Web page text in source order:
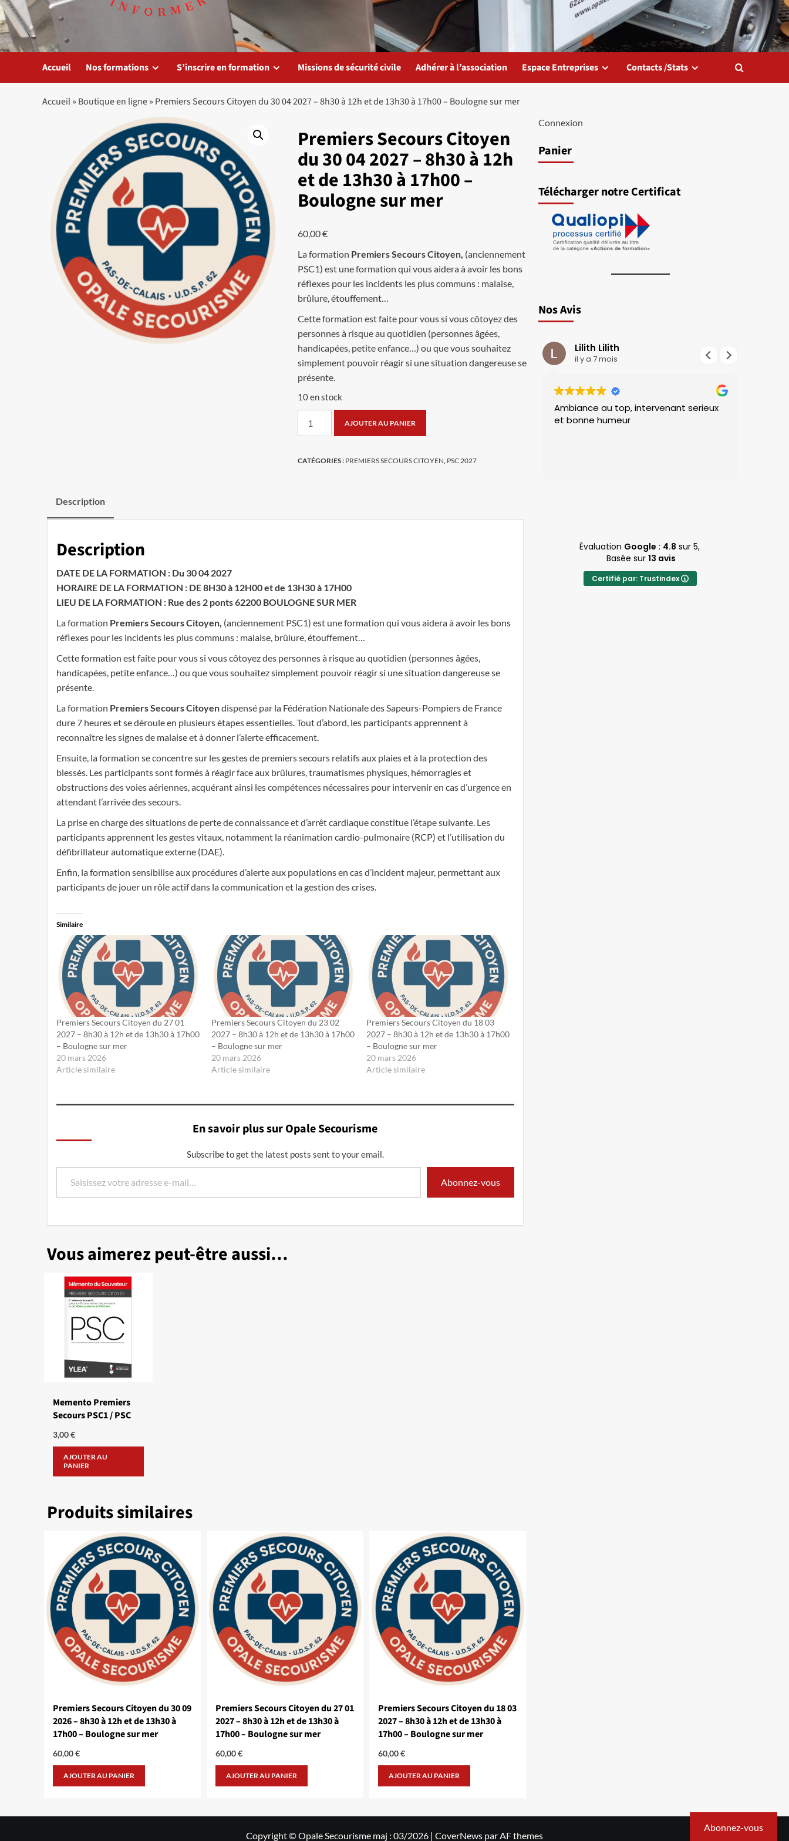
Accueil Nos formations S’inscrire en formation Missions de sécurité civile Adhérer à l’association Espace Entreprises Contacts /Stats
Accueil» Boutique en ligne» Premiers Secours Citoyen du 30 04 2027 – 8h30 à 12h et de 13h30 à 17h00 – Boulogne sur mer
Premiers Secours Citoyen
du 30 04 2027 – 8h30 à 12h
et de 13h30 à 17h00 –
Boulogne sur mer
60,00€
La formation Premiers Secours Citoyen, (anciennement
PSC1) est une formation qui vous aidera à avoir les bons
réflexes pour les incidents les plus communs : malaise,
brûlure, étouffement…
Cette formation est faite pour vous si vous côtoyez des
personnes à risque au quotidien (personnes âgées,
handicapées, petite enfance…) ou que vous souhaitez
simplement pouvoir réagir si une situation dangereuse se
présente.
10 en stock
Secours
04
12h
et
de
13h30
sur
mer
AJOUTER AU PANIER
CATÉGORIES : PREMIERS SECOURS CITOYEN, PSC 2027
Description
Description
DATE DE LA FORMATION : Du 30 04 2027
HORAIRE DE LA FORMATION : DE 8H30 à 12H00 et de 13H30 à 17H00
LIEU DE LA FORMATION : Rue des 2 ponts 62200 BOULOGNE SUR MER
La formation Premiers Secours Citoyen, (anciennement PSC1) est une formation qui vous aidera à avoir les bons
réflexes pour les incidents les plus communs : malaise, brûlure, étouffement…
Cette formation est faite pour vous si vous côtoyez des personnes à risque au quotidien (personnes âgées,
handicapées, petite enfance…) ou que vous souhaitez simplement pouvoir réagir si une situation dangereuse se
présente.
La formation Premiers Secours Citoyendispensé par la Fédération Nationale des Sapeurs-Pompiers de France
dure 7 heures et se déroule en plusieurs étapes essentielles. Tout d’abord, les participants apprennent à
reconnaître les signes de malaise et à donner l’alerte efficacement.
Ensuite, la formation se concentre sur les gestes de premiers secours relatifs aux plaies et à la protection des
blessés. Les participants sont formés à réagir face aux brûlures, traumatismes physiques, hémorragies et
obstructions des voies aériennes, acquérant ainsi les compétences nécessaires pour intervenir en cas d’urgence en
attendant l’arrivée des secours.
La prise en charge des situations de perte de connaissance et d’arrêt cardiaque constitue l’étape suivante. Les
participants apprennent les gestes vitaux, notamment la réanimation cardio-pulmonaire (RCP) et l’utilisation du
défibrillateur automatique externe (DAE).
Enfin, la formation sensibilise aux procédures d’alerte aux populations en cas d’incident majeur, permettant aux
participants de jouer un rôle actif dans la communication et la gestion des crises.
Similaire
Premiers Secours Citoyen du 27 01
2027 – 8h30 à 12h et de 13h30 à 17h00
– Boulogne sur mer
20 mars 2026
Article similaire
Premiers Secours Citoyen du 23 02
2027 – 8h30 à 12h et de 13h30 à 17h00
– Boulogne sur mer
20 mars 2026
Article similaire
Premiers Secours Citoyen du 18 03
2027 – 8h30 à 12h et de 13h30 à 17h00
– Boulogne sur mer
20 mars 2026
Article similaire
En savoir plus sur Opale Secourisme
Subscribe to get the latest posts sent to your email.
Saisissez votre adresse e-mail…
Abonnez-vous
Vous aimerez peut-être aussi…
Memento Premiers
Secours PSC1 / PSC
3,00€
AJOUTER AU
PANIER
Produits similaires
Premiers Secours Citoyen du 30 09
2026 – 8h30 à 12h et de 13h30 à
17h00 – Boulogne sur mer
60,00€
AJOUTER AU PANIER
Premiers Secours Citoyen du 27 01
2027 – 8h30 à 12h et de 13h30 à
17h00 – Boulogne sur mer
60,00€
AJOUTER AU PANIER
Premiers Secours Citoyen du 18 03
2027 – 8h30 à 12h et de 13h30 à
17h00 – Boulogne sur mer
60,00€
AJOUTER AU PANIER
Connexion
Panier
Télécharger notre Certificat
Nos Avis
Cedric Monflier
il y a 5 mois
Bonne asso au niveau secourisme
Par contre en interne ces autre chose
au sérieux.
pour mon cas mais sans suite bref
Lire la suite
Lilith Lilith
il y a 7 mois
Ambiance au top, intervenant serieux
et bonne humeur
Évaluation Google : 4.8 sur 5,
Basée sur 13 avis
Certifié par: Trustindex
Copyright © Opale Secourisme maj : 03/2026 | CoverNews par AF themes
Abonnez-vous